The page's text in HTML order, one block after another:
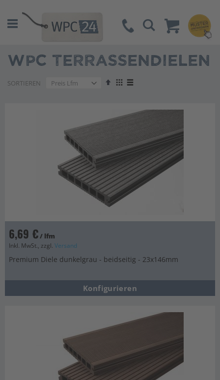
Suche
WPC TERRASSENDIELEN
SORTIEREN
AbsteigendAnzeigen
6,69 €/ lfm
Inkl. MwSt., zzgl. Versand
Premium Diele dunkelgrau - beidseitig - 23x146mm
Konfigurieren